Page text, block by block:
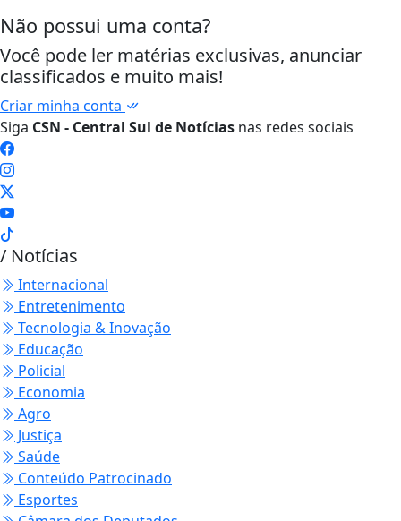
Não possui uma conta?
Você pode ler matérias exclusivas, anunciar
classificados e muito mais!
Criar minha conta
Siga CSN - Central Sul de Notícias nas redes sociais
/ Notícias
Internacional
Entretenimento
Tecnologia & Inovação
Educação
Policial
Economia
Agro
Justiça
Saúde
Conteúdo Patrocinado
Esportes